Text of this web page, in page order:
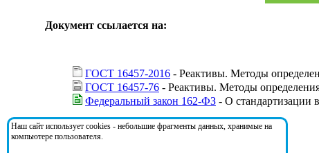
Документ ссылается на:
ГОСТ 16457-2016 - Реактивы. Методы
ГОСТ 16457-76 - Реактивы. Методы
Федеральный закон 162-ФЗ - О стандартизации
На документ ссылаются:
Наш сайт использует cookies - небольшие фрагменты данных, хранимые на
компьютере пользователя.